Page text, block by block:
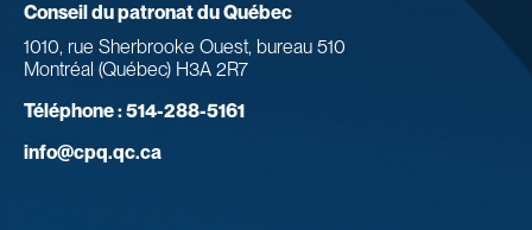
Conseil du patronat du Québec
1010, rue Sherbrooke Ouest, bureau 510
Montréal (Québec) H3A 2R7
Téléphone :514-288-5161
info@cpq.qc.ca